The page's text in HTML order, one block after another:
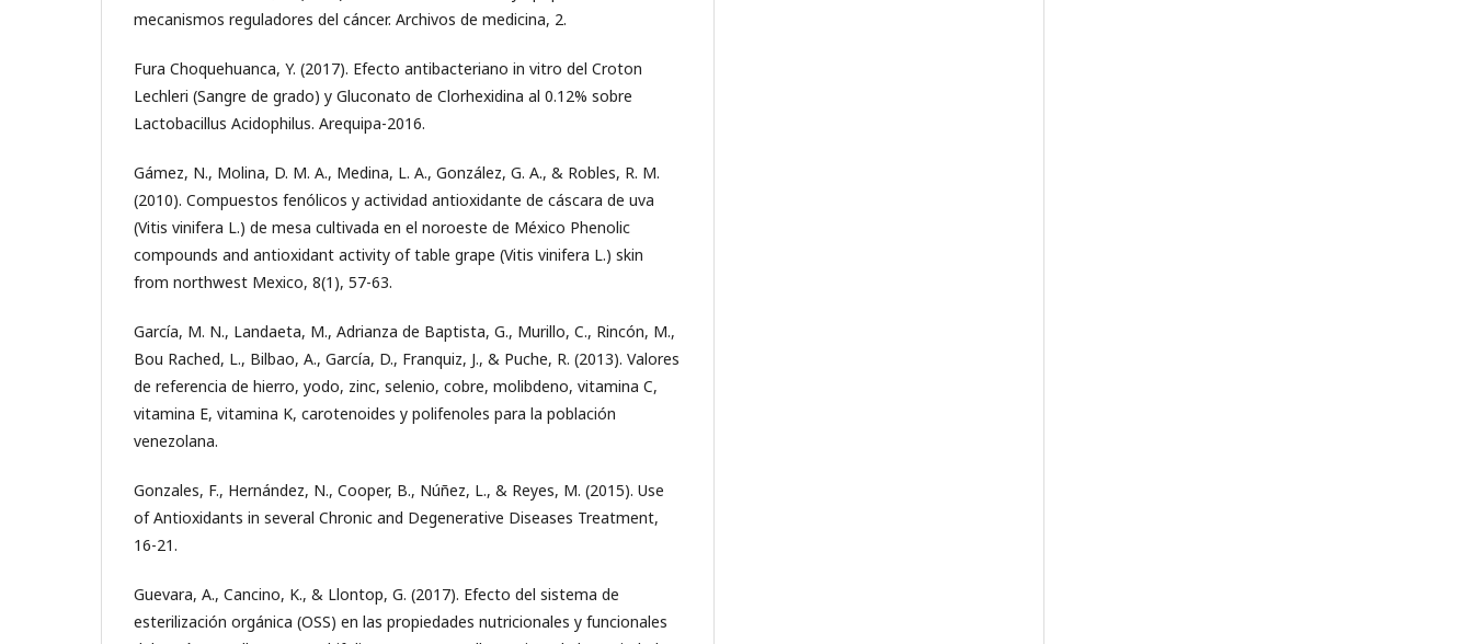
mecanismos reguladores del cáncer. Archivos de medicina, 2.
Fura Choquehuanca, Y. (2017). Efecto antibacteriano in vitro del Croton
Lechleri (Sangre de grado) y Gluconato de Clorhexidina al 0.12% sobre
Lactobacillus Acidophilus. Arequipa-2016.
Gámez, N., Molina, D. M. A., Medina, L. A., González, G. A., & Robles, R. M.
(2010). Compuestos fenólicos y actividad antioxidante de cáscara de uva
(Vitis vinifera L.) de mesa cultivada en el noroeste de México Phenolic
compounds and antioxidant activity of table grape (Vitis vinifera L.) skin
from northwest Mexico, 8(1), 57-63.
García, M. N., Landaeta, M., Adrianza de Baptista, G., Murillo, C., Rincón, M.,
Bou Rached, L., Bilbao, A., García, D., Franquiz, J., & Puche, R. (2013). Valores
de referencia de hierro, yodo, zinc, selenio, cobre, molibdeno, vitamina C,
vitamina E, vitamina K, carotenoides y polifenoles para la población
venezolana.
Gonzales, F., Hernández, N., Cooper, B., Núñez, L., & Reyes, M. (2015). Use
of Antioxidants in several Chronic and Degenerative Diseases Treatment,
16-21.
Guevara, A., Cancino, K., & Llontop, G. (2017). Efecto del sistema de
esterilización orgánica (OSS) en las propiedades nutricionales y funcionales